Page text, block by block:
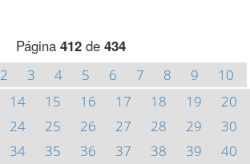
Página 412de 434
2 3 4 5 6 7 8 9
10
14 15 16 17 18 19
20
24 25 26 27 28 29
30
34 35 36 37 38 39
40